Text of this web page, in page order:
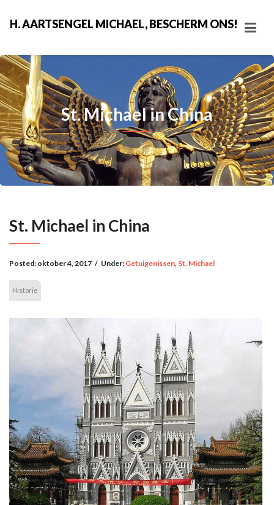
H. AARTSENGEL MICHAEL, BESCHERM ONS!
St. Michael in China
St. Michael in China
Posted: oktober 4, 2017 / Under: Getuigenissen, St. Michael
Historie